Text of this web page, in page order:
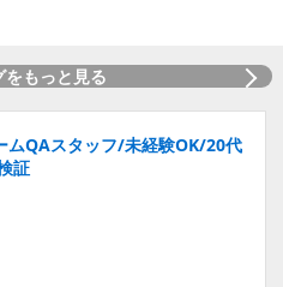
をもっと見る
ムQAスタッフ/未経験OK/20代
証